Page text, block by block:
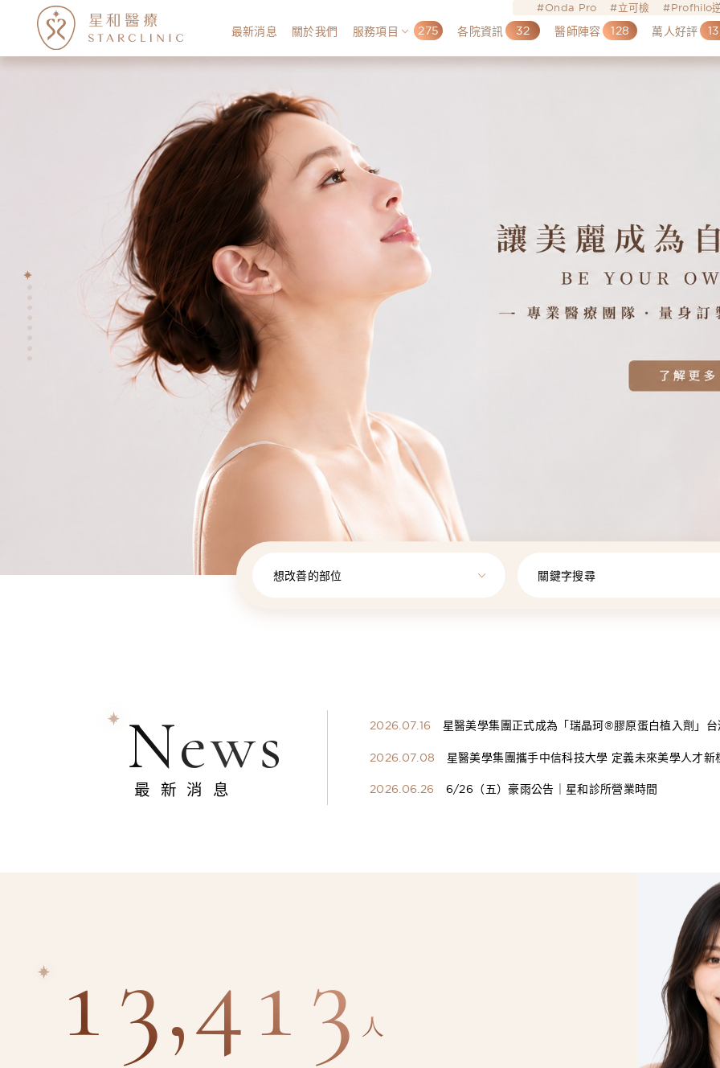
Onda Pro 立可檢 Profhilo
最新消息 關於我們 服務項目 275 各院資訊 32 醫師陣容 128 萬人好評
想改善的部位 關鍵字搜尋
News
最新消息
2026.07.16
星醫美學集團正式成為「瑞晶珂®膠原蛋白植入劑」
2026.07.08
星醫美學集團攜手中信科技大學 定義未來美學人才新
2026.06.26
6/26（五）豪雨公告｜星和診所營業時間
13,413 人